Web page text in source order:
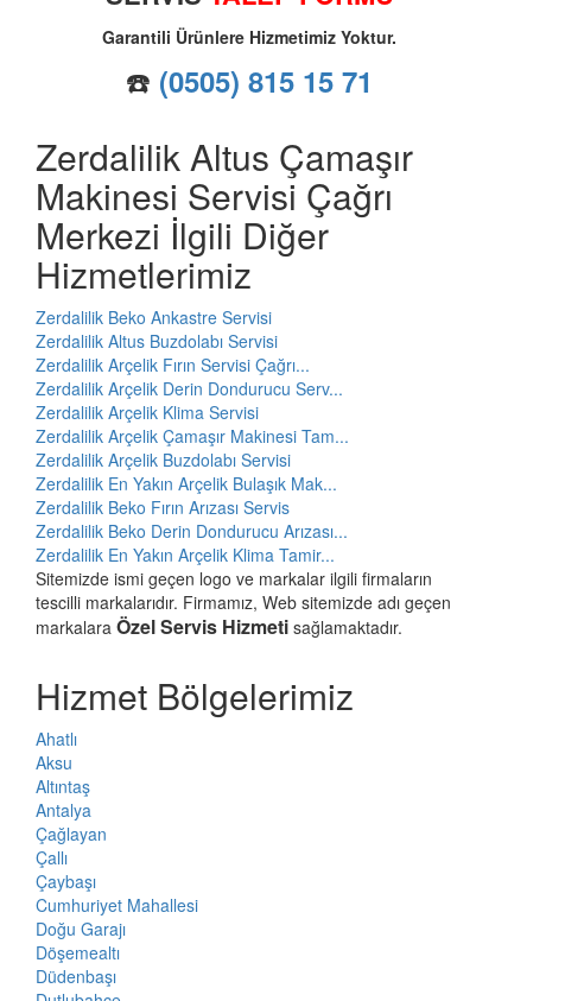
Garantili Ürünlere Hizmetimiz Yoktur.
☎️ (0505) 815 15 71
Zerdalilik Altus Çamaşır
Makinesi Servisi Çağrı
Merkezi İlgili Diğer
Hizmetlerimiz
Zerdalilik Beko Ankastre Servisi
Zerdalilik Altus Buzdolabı Servisi
Zerdalilik Arçelik Fırın Servisi Çağrı...
Zerdalilik Arçelik Derin Dondurucu Serv...
Zerdalilik Arçelik Klima Servisi
Zerdalilik Arçelik Çamaşır Makinesi Tam...
Zerdalilik Arçelik Buzdolabı Servisi
Zerdalilik En Yakın Arçelik Bulaşık Mak...
Zerdalilik Beko Fırın Arızası Servis
Zerdalilik Beko Derin Dondurucu Arızası...
Zerdalilik En Yakın Arçelik Klima Tamir...
Sitemizde ismi geçen logo ve markalar ilgili firmaların
tescilli markalarıdır. Firmamız, Web sitemizde adı geçen
markalara Özel Servis Hizmeti sağlamaktadır.
Hizmet Bölgelerimiz
Ahatlı
Aksu
Altıntaş
Antalya
Çağlayan
Çallı
Çaybaşı
Cumhuriyet Mahallesi
Doğu Garajı
Döşemealtı
Düdenbaşı